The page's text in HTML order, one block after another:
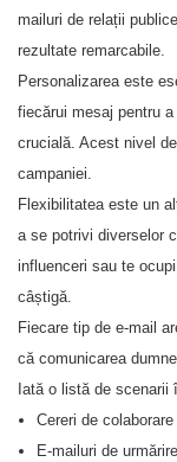
mailuri de relații
rezultate remarcabile.
Personalizarea este
fiecărui mesaj pentru
crucială. Acest nivel
campaniei.
Flexibilitatea este un
a se potrivi diverselor
influenceri sau te
câștigă.
Fiecare tip de e-mail
că comunicarea
Iată o listă de
Cereri de
E-mailuri de urmărire